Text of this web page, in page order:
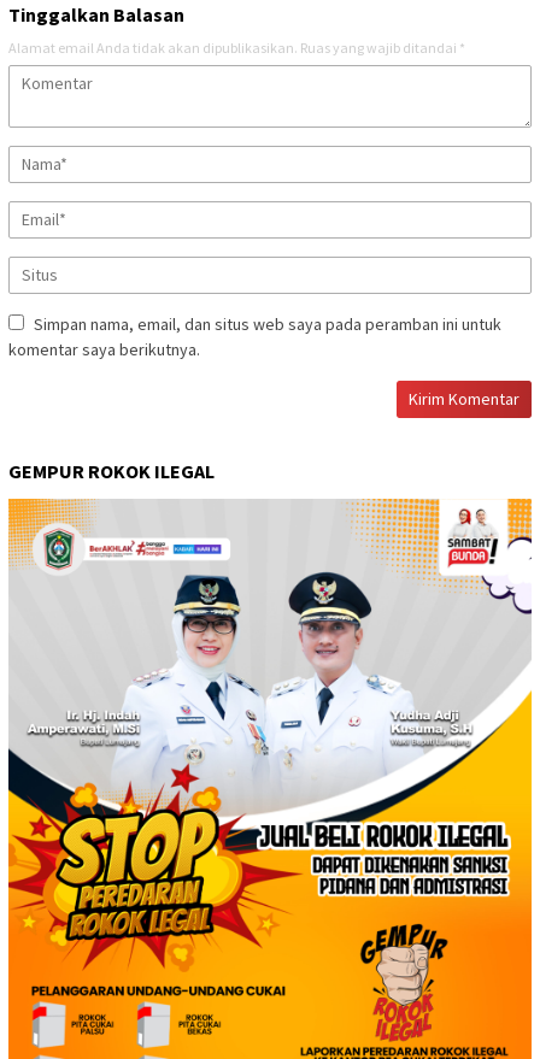
Tinggalkan Balasan
Alamat email Anda tidak akan dipublikasikan. Ruas yang wajib ditandai *
Simpan nama, email, dan situs web saya pada peramban ini untuk
komentar saya berikutnya.
GEMPUR ROKOK ILEGAL